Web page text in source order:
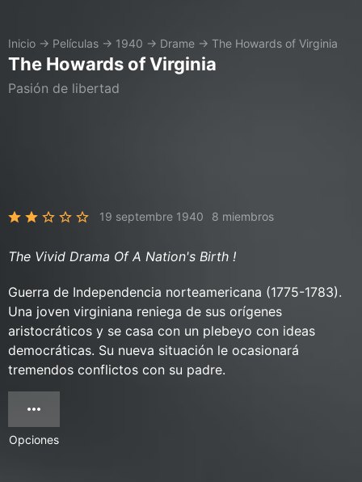
Inicio → Películas → 1940 → Drame → The Howards of Virginia
The Howards of Virginia
Pasión de libertad
19 septembre 1940 8 miembros
The Vivid Drama Of A Nation's Birth !
Guerra de Independencia norteamericana (1775-1783).
Una joven virginiana reniega de sus orígenes
aristocráticos y se casa con un plebeyo con ideas
democráticas. Su nueva situación le ocasionará
tremendos conflictos con su padre.
Opciones